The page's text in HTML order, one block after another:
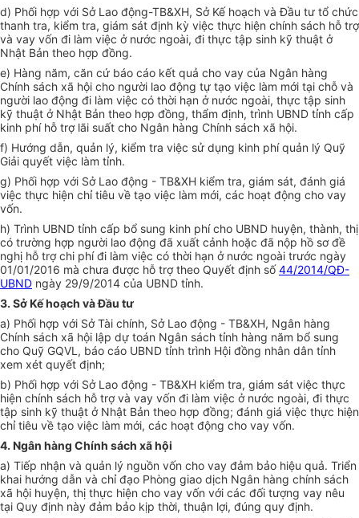
d) Phối hợp với Sở Lao động-TB&XH, Sở Kế hoạch và Đầu tư tổ chức
thanh tra, kiểm tra, giám sát định kỳ việc thực hiện chính sách hỗ trợ
và vay vốn đi làm việc ở nước ngoài, đi thực tập sinh kỹ thuật ở
Nhật Bản theo hợp đồng.
e) Hàng năm, căn cứ báo cáo kết quả cho vay của Ngân hàng
Chính sách xã hội cho người lao động tự tạo việc làm mới tại chỗ và
người lao động đi làm việc có thời hạn ở nước ngoài, thực tập sinh
kỹ thuật ở Nhật Bản theo hợp đồng, thẩm định, trình UBND tỉnh cấp
kinh phí hỗ trợ lãi suất cho Ngân hàng Chính sách xã hội.
f) Hướng dẫn, quản lý, kiểm tra việc sử dụng kinh phí quản lý Quỹ
Giải quyết việc làm tỉnh.
g) Phối hợp với Sở Lao động - TB&XH kiểm tra, giám sát, đánh giá
việc thực hiện chỉ tiêu về tạo việc làm mới, các hoạt động cho vay
vốn.
h) Trình UBND tỉnh cấp bổ sung kinh phí cho UBND huyện, thành, thị
có trường hợp người lao động đã xuất cảnh hoặc đã nộp hồ sơ đề
nghị hỗ trợ chi phí đi làm việc có thời hạn ở nước ngoài trước ngày
01/01/2016 mà chưa được hỗ trợtheo Quyết định số44/2014/QĐ-
UBND ngày 29/9/2014 của UBND tỉnh.
3. Sở Kế hoạch và Đầu tư
a) Phối hợp với Sở Tài chính, Sở Lao động - TB&XH, Ngân hàng
Chính sách xã hội lập dự toán Ngân sách tỉnh hàng năm bổ sung
cho Quỹ GQVL, báo cáo UBND tỉnh trình Hội đồng nhân dân tỉnh
xem xét quyết định;
b) Phối hợp với Sở Lao động - TB&XH kiểm tra, giám sát việc thực
hiện chính sách hỗ trợ và vay vốn đi làm việc ở nước ngoài, đi thực
tập sinh kỹ thuật ở Nhật Bản theo hợp đồng; đánh giá việc thực hiện
chỉ tiêu về tạo việc làm mới, các hoạt động cho vay vốn.
4. Ngân hàng Chính sách xã hội
a) Tiếp nhận và quản lý nguồn vốn cho vay đảm bảo hiệu quả. Triển
khai hướng dẫn và chỉ đạo Phòng giao dịch Ngân hàng chính sách
xã hội huyện, thị thực hiện cho vay vốn với các đối tượng vay nêu
tại Quy định này đảm bảo kịp thời, thuận lợi, đúng quy định.